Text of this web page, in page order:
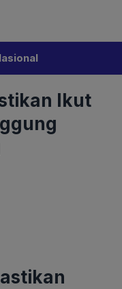
Ikut